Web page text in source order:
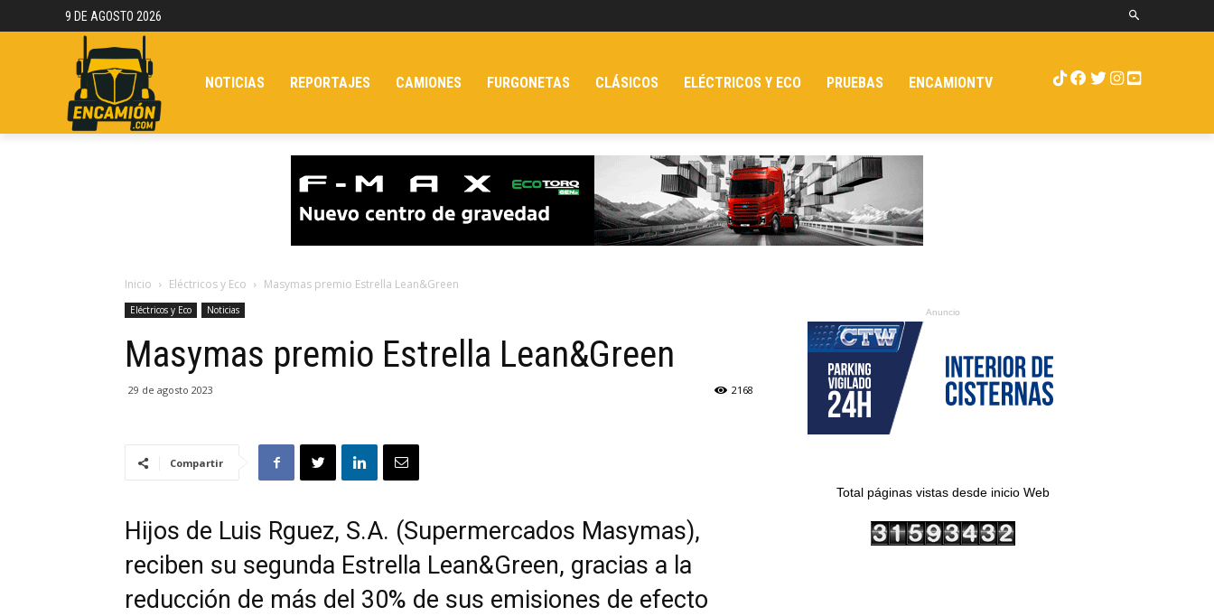
9 DE AGOSTO 2026
NOTICIAS REPORTAJES CAMIONES FURGONETAS CLÁSICOS ELÉCTRICOS Y ECO PRUEBAS ENCAMIONTV
Inicio Eléctricos y Eco Masymas premio Estrella Lean&Green
Eléctricos y Eco Noticias
Masymas premio Estrella Lean&Green
29 de agosto 2023 2168
Compartir
Hijos de Luis Rguez, S.A. (Supermercados Masymas),
reciben su segunda Estrella Lean&Green, gracias a la
reducción de más del 30% de sus emisiones de efecto
Anuncio
Total páginas vistas desde inicio Web